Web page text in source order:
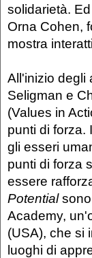
solidarietà.
Orna Cohen,
mostra
All'inizio degli
Seligman e
(Values in
punti di forza.
gli esseri
punti di forza
essere
Potentialsono
Academy,
(USA), che si
luoghi di